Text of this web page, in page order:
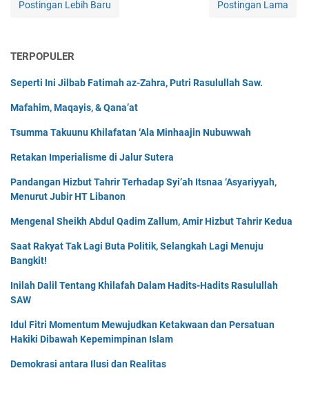
Postingan Lebih Baru Postingan Lama
TERPOPULER
Seperti Ini Jilbab Fatimah az-Zahra, Putri Rasulullah Saw.
Mafahim, Maqayis, & Qana’at
Tsumma Takuunu Khilafatan ‘Ala Minhaajin Nubuwwah
Retakan Imperialisme di Jalur Sutera
Pandangan Hizbut Tahrir Terhadap Syi’ah Itsnaa ‘Asyariyyah,
Menurut Jubir HT Libanon
Mengenal Sheikh Abdul Qadim Zallum, Amir Hizbut Tahrir Kedua
Saat Rakyat Tak Lagi Buta Politik, Selangkah Lagi Menuju
Bangkit!
Inilah Dalil Tentang Khilafah Dalam Hadits-Hadits Rasulullah
SAW
Idul Fitri Momentum Mewujudkan Ketakwaan dan Persatuan
Hakiki Dibawah Kepemimpinan Islam
Demokrasi antara Ilusi dan Realitas